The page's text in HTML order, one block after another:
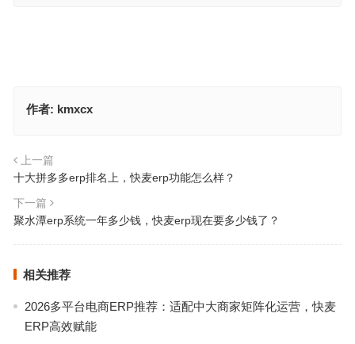
作者: kmxcx
上一篇
十大拼多多erp排名上，快麦erp功能怎么样？
下一篇
聚水潭erp系统一年多少钱，快麦erp现在要多少钱了？
相关推荐
2026多平台电商ERP推荐：适配中大商家矩阵化运营，快麦
ERP高效赋能